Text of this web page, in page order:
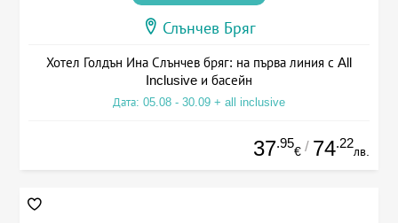
Слънчев Бряг
Хотел Голдън Ина Слънчев бряг: на първа линия с All
Inclusive и басейн
Дата: 05.08 - 30.09 + all inclusive
37.95
€ / 74.22
лв.